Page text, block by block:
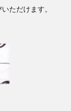
ただけます。